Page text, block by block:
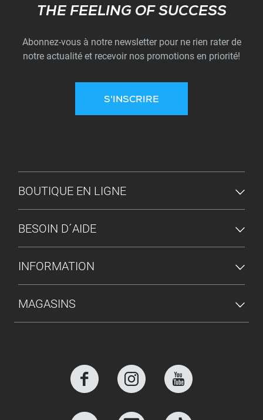
Subscribe
THE FEELING OF SUCCESS
Abonnez-vous à notre newsletter pour ne rien rater de
notre actualité et recevoir nos promotions en priorité!
S'INSCRIRE
MENU DU PIED DE PAGE
BOUTIQUE EN LIGNE
BESOIN D´AIDE
INFORMATION
MAGASINS